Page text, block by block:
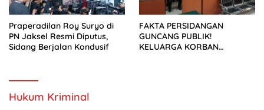
Praperadilan Roy Suryo di
PN Jaksel Resmi Diputus,
Sidang Berjalan Kondusif
FAKTA PERSIDANGAN
GUNCANG PUBLIK!
KELUARGA KORBAN
Hukum Kriminal